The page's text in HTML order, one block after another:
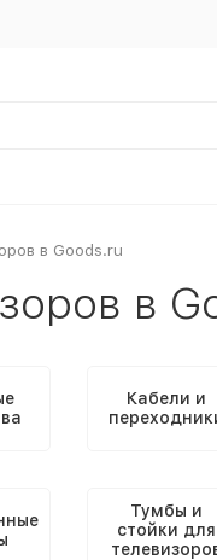
в Goods.ru
в
Кабели и
Тумбы и
стойки для